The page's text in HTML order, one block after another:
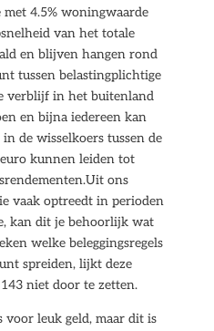
4.5% woningwaarde
van het totale
en blijven hangen rond
tussen belastingplichtige
verblijf in het buitenland
en bijna iedereen kan
de wisselkoers tussen de
kunnen leiden tot
ons
vaak optreedt in perioden
kan dit je behoorlijk wat
welke beleggingsregels
spreiden, lijkt deze
niet door te zetten.
voor leuk geld, maar dit is